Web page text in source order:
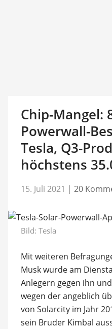
Chip-Mangel:
Powerwall-
Tesla, Q3-
höchstens
15. Juli 2021 | 20
Bild: Tesla
Mit weiteren
Musk wurde am
Anlegern gegen ihn
wegen der angeblich
von Solarcity im Jahr
sein Bruder Kimbal